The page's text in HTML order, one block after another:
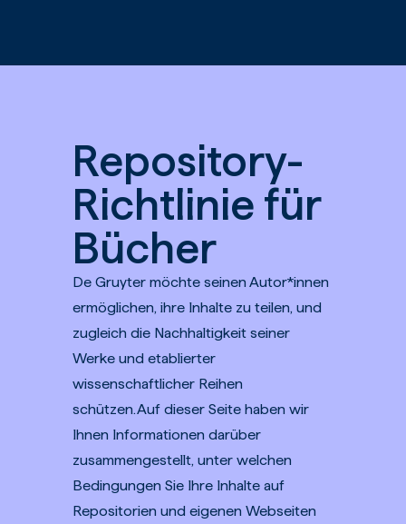
Repository-
Richtlinie für
Bücher
De Gruyter möchte seinen Autor*innen
ermöglichen, ihre Inhalte zu teilen, und
zugleich die Nachhaltigkeit seiner
Werke und etablierter
wissenschaftlicher Reihen
schützen. Auf dieser Seite haben wir
Ihnen Informationen darüber
zusammengestellt, unter welchen
Bedingungen Sie Ihre Inhalte auf
Repositorien und eigenen Webseiten